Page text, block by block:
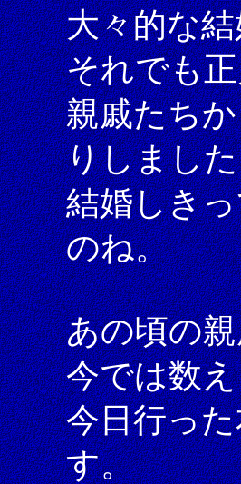
大々的な
それでも
親戚たち
りしまし
結婚しき
のね。
あの頃の
今では数
今日行っ
す。